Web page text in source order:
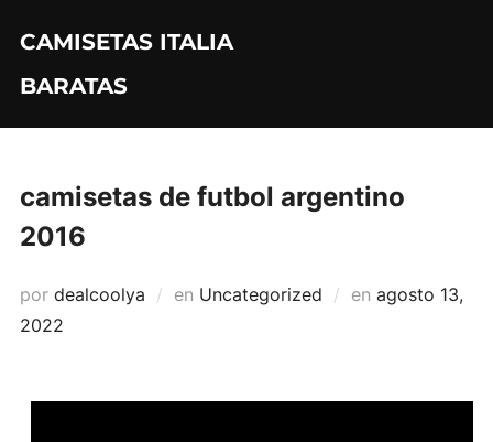
contenido
CAMISETAS ITALIA
BARATAS
camisetas de futbol argentino
2016
por dealcoolya en Uncategorized en Publicado
agosto 13,
2022